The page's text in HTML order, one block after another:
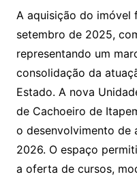
A aquisição do imóvel
setembro de 2025,
representando um
consolidação da
Estado. A nova
de Cachoeiro de
o desenvolvimento de
2026. O espaço
a oferta de cursos,